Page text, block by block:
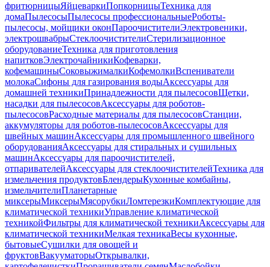
фритюрницыЯйцеваркиПопкорницыТехника для
домаПылесосыПылесосы профессиональныеРоботы-
пылесосы, мойщики оконПароочистителиЭлектровеники,
электрошвабрыСтеклоочистителиСтерилизационное
оборудованиеТехника для приготовления
напитковЭлектрочайникиКофеварки,
кофемашиныСоковыжималкиКофемолкиВспениватели
молокаСифоны для газирования водыАксессуары для
домашней техникиПринадлежности для пылесосовЩетки,
насадки для пылесосовАксессуары для роботов-
пылесосовРасходные материалы для пылесосовСтанции,
аккумуляторы для роботов-пылесосовАксессуары для
швейных машинАксессуары для промышленного швейного
оборудованияАксессуары для стиральных и сушильных
машинАксессуары для пароочистителей,
отпаривателейАксессуары для стеклоочистителейТехника для
измельчения продуктовБлендерыКухонные комбайны,
измельчителиПланетарные
миксерыМиксерыМясорубкиЛомтерезкиКомплектующие для
климатической техникиУправление климатической
техникойФильтры для климатической техникиАксессуары для
климатической техникиМелкая техникаВесы кухонные,
бытовыеСушилки для овощей и
фруктовВакууматорыОткрывалки,